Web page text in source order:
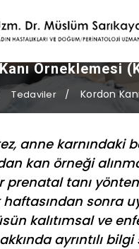
Örneklemesi
Tedaviler Kordon
anne karnındaki
kan örneği
prenatal tanı
haftasından sonra
kalıtımsal ve
ayrıntılı